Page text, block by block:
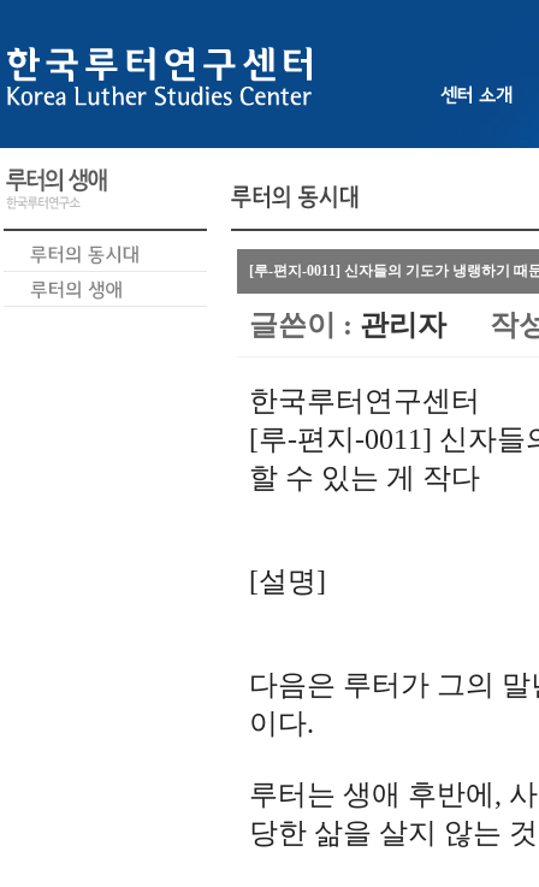
[루-편지-0011] 신자들의 기도가 냉랭하기 때
글쓴이 : 관리자 작
한국루터연구센터
[루-편지-0011] 신자
할 수 있는 게 작다
[설명]
다음은 루터가 그의
이다.
루터는 생애 후반에,
당한 삶을 살지 않는